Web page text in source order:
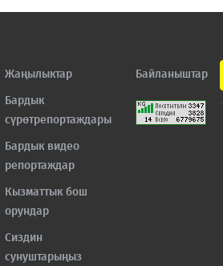
Жаңылыктар
Бардык
сүрөтрепортаждары
Бардык видео
репортаждар
Кызматтык бош
орундар
Сиздин
сунуштарыңыз
Байланыштар